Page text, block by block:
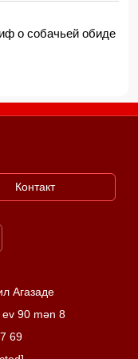
о собачьей обиде
Контакт
Агазаде
90 mən 8
69